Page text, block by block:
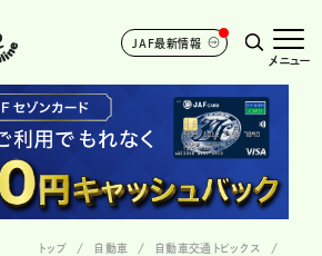
JAF最新情報
メニュー
トップ 自動車
自動車交通トピックス